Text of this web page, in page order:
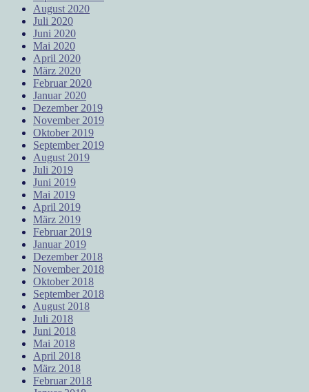
August 2020
Juli 2020
Juni 2020
Mai 2020
April 2020
März 2020
Februar 2020
Januar 2020
Dezember 2019
November 2019
Oktober 2019
September 2019
August 2019
Juli 2019
Juni 2019
Mai 2019
April 2019
März 2019
Februar 2019
Januar 2019
Dezember 2018
November 2018
Oktober 2018
September 2018
August 2018
Juli 2018
Juni 2018
Mai 2018
April 2018
März 2018
Februar 2018